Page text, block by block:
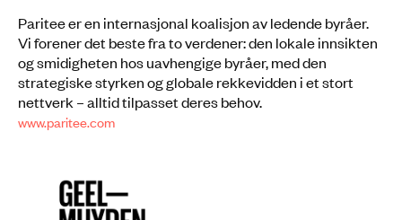
Paritee er en internasjonal koalisjon av ledende byråer.
Vi forener det beste fra to verdener: den lokale innsikten
og smidigheten hos uavhengige byråer, med den
strategiske styrken og globale rekkevidden i et stort
nettverk – alltid tilpasset deres behov.
www.paritee.com